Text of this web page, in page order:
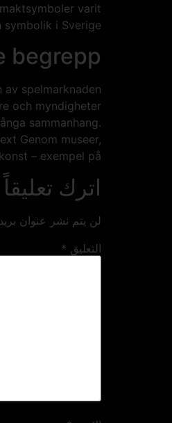
varit
i Sverige.
begrepp
spelmarknaden
och myndigheter
sammanhang.
Genom museer,
– exempel på.
اترك تعليقاً
لن يتم نشر عنوان
التعليق *